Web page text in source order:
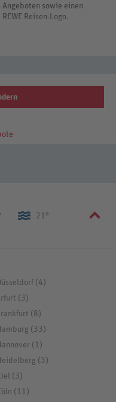
sowie einen
Reisen-Logo.
21°
(4)
(3)
(8)
(33)
(1)
(3)
(3)
(11)